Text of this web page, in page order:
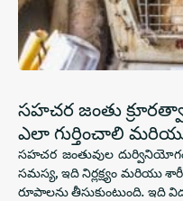
సహచర జంతు
ఎలా గుర్తించాలి
సహచర జంతువుల
సమస్య, ఇది నిర్లక్ష్యం మరియు
రూపాలను తీసుకుంటుంది. ఇది